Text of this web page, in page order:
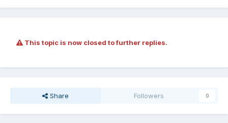
This topic is now closed to further replies.
Share Followers 0